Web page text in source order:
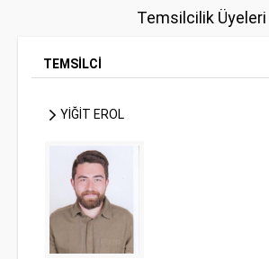
Temsilcilik Üyeleri
TEMSİLCİ
YİĞİT EROL